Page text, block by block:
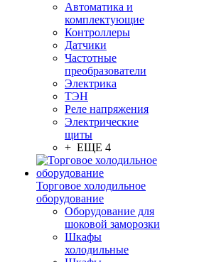
Автоматика и
комплектующие
Контроллеры
Датчики
Частотные
преобразователи
Электрика
ТЭН
Реле напряжения
Электрические
щиты
+ ЕЩЕ 4
Торговое холодильное
оборудование
Оборудование для
шоковой заморозки
Шкафы
холодильные